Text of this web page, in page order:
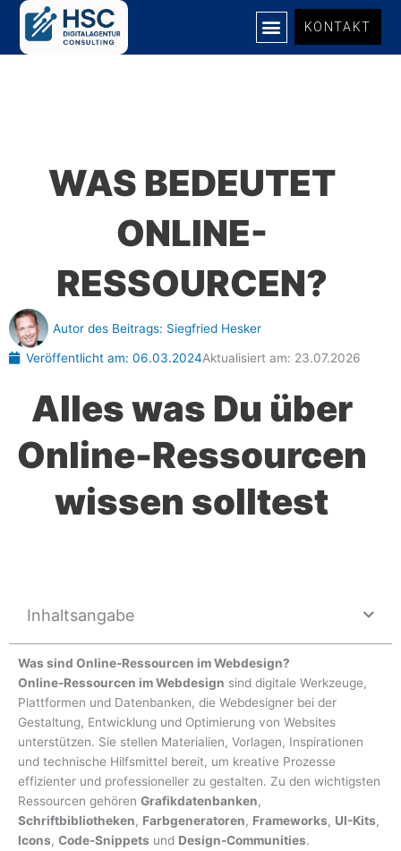
Zum
springen
KONTAKT
WAS BEDEUTET
ONLINE-
RESSOURCEN?
Autor des Beitrags: Siegfried Hesker
Veröffentlicht am: 06.03.2024Aktualisiert am: 23.07.2026
Alles was Du über
Online-Ressourcen
wissen solltest
Inhaltsangabe
Was sind Online-Ressourcen im Webdesign?
Online-Ressourcen im Webdesign sind digitale Werkzeuge,
Plattformen und Datenbanken, die Webdesigner bei der
Gestaltung, Entwicklung und Optimierung von Websites
unterstützen. Sie stellen Materialien, Vorlagen, Inspirationen
und technische Hilfsmittel bereit, um kreative Prozesse
effizienter und professioneller zu gestalten. Zu den wichtigsten
Ressourcen gehören Grafikdatenbanken,
Schriftbibliotheken, Farbgeneratoren, Frameworks, UI-Kits,
Icons, Code-Snippets und Design-Communities.